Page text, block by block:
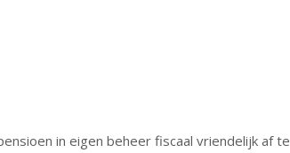
in eigen beheer fiscaal vriendelijk af te